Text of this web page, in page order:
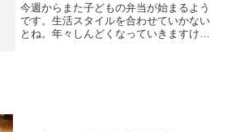
今週からまた子どもの弁当が始まるよう
です。生活スタイルを合わせていかない
とね。年々しんどくなっていきますけど